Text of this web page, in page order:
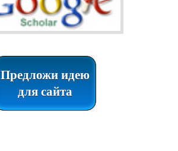
Предложи идею
для сайта